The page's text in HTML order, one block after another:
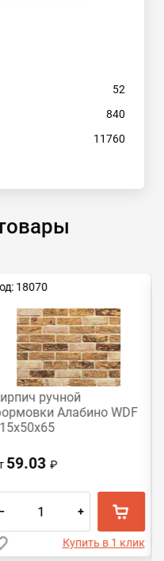
52
840
11760
18070
ручной
Алабино WDF
59.03₽
+
Купить в 1 клик